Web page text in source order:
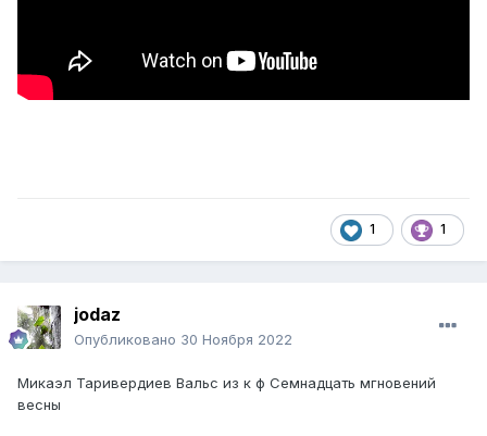
1 1
jodaz
Опубликовано 30 Ноября 2022
Микаэл Таривердиев Вальс из к ф Семнадцать мгновений
весны